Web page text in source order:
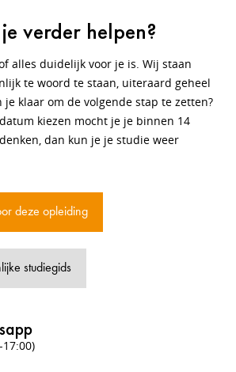
verder helpen?
alles duidelijk voor je is. Wij staan
te woord te staan, uiteraard geheel
klaar om de volgende stap te zetten?
kiezen mocht je je binnen 14
dan kun je je studie weer
voor deze opleiding
studiegids